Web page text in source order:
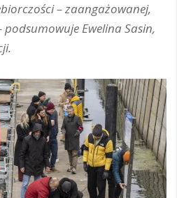
– zaangażowanej,
Ewelina Sasin,